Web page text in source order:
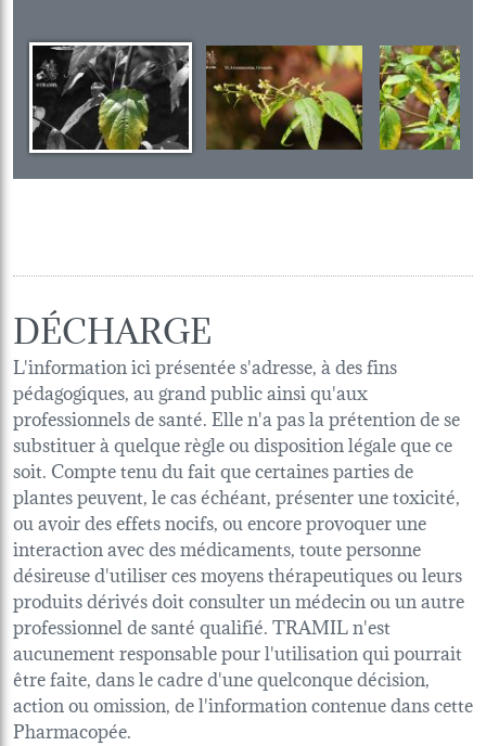
DÉCHARGE
L'information ici présentée s'adresse, à des fins
pédagogiques, au grand public ainsi qu'aux
professionnels de santé. Elle n'a pas la prétention de se
substituer à quelque règle ou disposition légale que ce
soit. Compte tenu du fait que certaines parties de
plantes peuvent, le cas échéant, présenter une toxicité,
ou avoir des effets nocifs, ou encore provoquer une
interaction avec des médicaments, toute personne
désireuse d'utiliser ces moyens thérapeutiques ou leurs
produits dérivés doit consulter un médecin ou un autre
professionnel de santé qualifié. TRAMIL n'est
aucunement responsable pour l'utilisation qui pourrait
être faite, dans le cadre d'une quelconque décision,
action ou omission, de l'information contenue dans cette
Pharmacopée.